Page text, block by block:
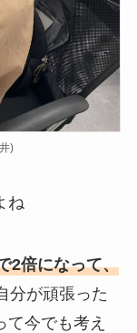
)​
ね
2倍になって、
分が頑張った
今でも考え